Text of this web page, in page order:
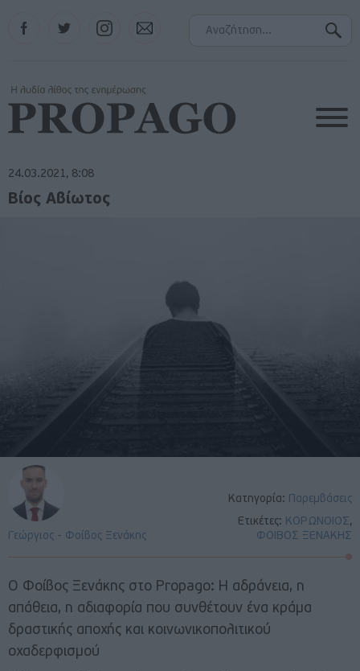
Instagram
24.03.2021, 8:08
Κατηγορία: Παρεμβάσεις
Ετικέτες: ΚΟΡΩΝΟΙΟΣ,
ΦΟΙΒΟΣ ΞΕΝΑΚΗΣ
Γεώργιος - Φοίβος Ξενάκης
Βίος Αβίωτος
Ο Φοίβος Ξενάκης στο Propago: Η αδράνεια, η
απάθεια, η αδιαφορία που συνθέτουν ένα κράμα
δραστικής αποχής και κοινωνικοπολιτικού
οχαδερφισμού